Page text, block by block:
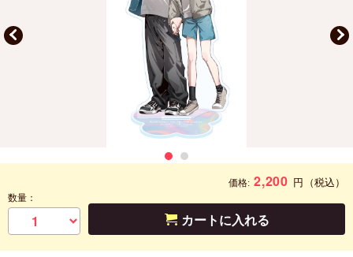
価格: 2,200 円 （税込）
数量：
カートに入れる